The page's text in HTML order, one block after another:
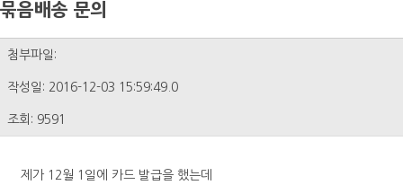
묶음배송 문의
첨부파일:
작성일: 2016-12-03 15:59:49.0
조회: 9591
제가 12월 1일에 카드 발급을 했는데